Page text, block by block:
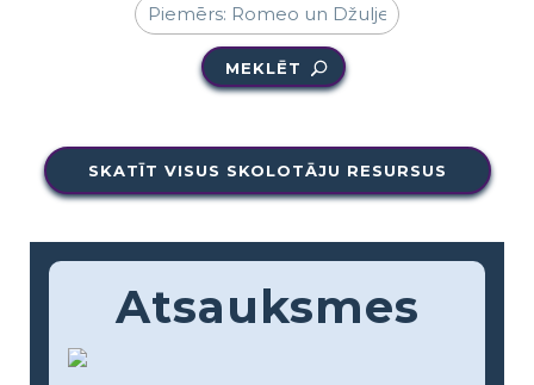
MEKLĒT
SKATĪT VISUS SKOLOTĀJU RESURSUS
Atsauksmes